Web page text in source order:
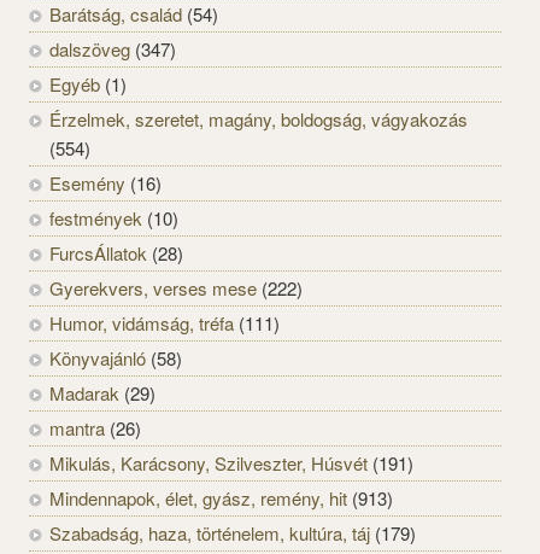
Barátság, család (54)
dalszöveg (347)
Egyéb (1)
Érzelmek, szeretet, magány, boldogság, vágyakozás
(554)
Esemény (16)
festmények (10)
FurcsÁllatok (28)
Gyerekvers, verses mese (222)
Humor, vidámság, tréfa (111)
Könyvajánló (58)
Madarak (29)
mantra (26)
Mikulás, Karácsony, Szilveszter, Húsvét (191)
Mindennapok, élet, gyász, remény, hit (913)
Szabadság, haza, történelem, kultúra, táj (179)